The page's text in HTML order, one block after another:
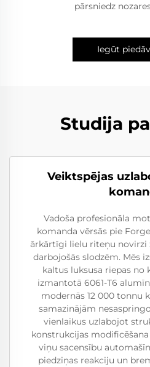
pārsniedz
Iegūt
Studija
Veiktspējas
Vadoša profesionāla
komanda vērsās pie
ārkārtīgi lielu riteņu novirzi
darbojošās slodzēm. Mēs
kaltus luksusa riepas no
izmantotā 6061-T6
modernās 12 000 tonnu
samazinājām
vienlaikus uzlabojot
konstrukcijas
viņu sacensību
piedziņas reakciju un